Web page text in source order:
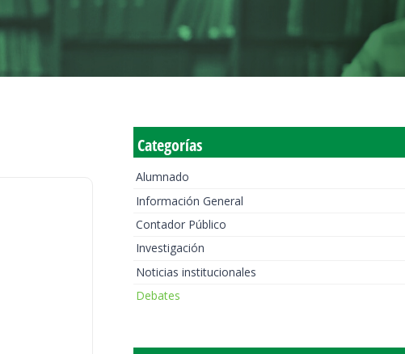
Categorías
Alumnado
Información General
Contador Público
Investigación
Noticias institucionales
Debates